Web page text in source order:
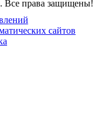
Все права защищены!